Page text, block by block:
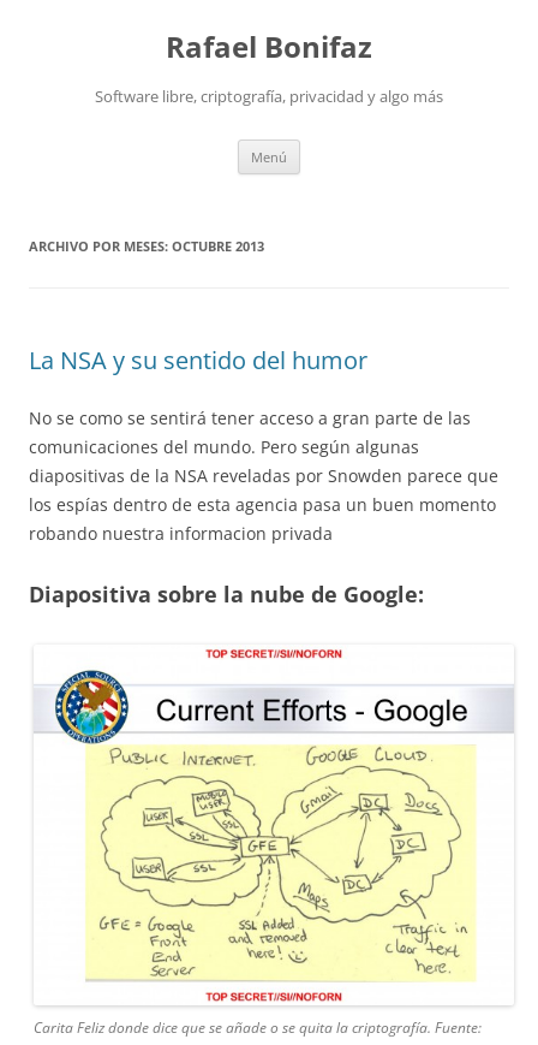
Rafael Bonifaz
Software libre, criptografía, privacidad y algo más
Menú
ARCHIVO POR MESES: OCTUBRE 2013
La NSA y su sentido del humor
No se como se sentirá tener acceso a gran parte de las
comunicaciones del mundo. Pero según algunas
diapositivas de la NSA reveladas por Snowden parece que
los espías dentro de esta agencia pasa un buen momento
robando nuestra informacion privada
Diapositiva sobre la nube de Google:
Carita Feliz donde dice que se añade o se quita la criptografía. Fuente: